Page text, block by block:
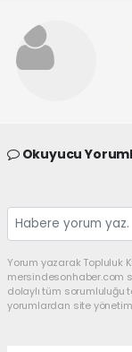
Okuyucu
Yorum yazarak Topluluk
mersindesonhaber.com
dolaylı tüm sorumluluğu
yorumlardan site